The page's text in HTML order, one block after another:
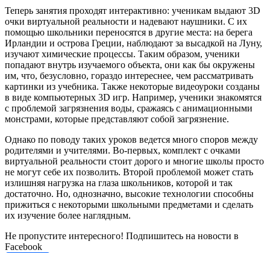
Теперь занятия проходят интерактивно: ученикам выдают 3D
очки виртуальной реальности и надевают наушники. С их
помощью школьники переносятся в другие места: на берега
Ирландии и острова Греции, наблюдают за высадкой на Луну,
изучают химические процессы. Таким образом, ученики
попадают внутрь изучаемого объекта, они как бы окружены
им, что, безусловно, гораздо интереснее, чем рассматривать
картинки из учебника. Также некоторые видеоуроки созданы
в виде компьютерных 3D игр. Например, ученики знакомятся
с проблемой загрязнения воды, сражаясь с анимационными
монстрами, которые представляют собой загрязнение.
Однако по поводу таких уроков ведется много споров между
родителями и учителями. Во-первых, комплект с очками
виртуальной реальности стоит дорого и многие школы просто
не могут себе их позволить. Второй проблемой может стать
излишняя нагрузка на глаза школьников, которой и так
достаточно. Но, однозначно, высокие технологии способны
прижиться с некоторыми школьными предметами и сделать
их изучение более наглядным.
Не пропустите интересного! Подпишитесь на новости в
Facebook